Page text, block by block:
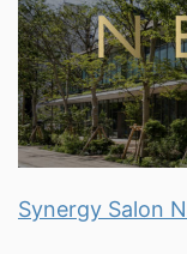
Synergy Salon